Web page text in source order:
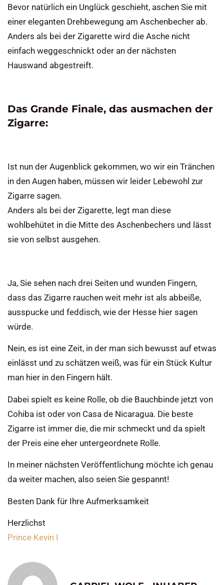
Bevor natürlich ein Unglück geschieht, aschen Sie mit
einer eleganten Drehbewegung am Aschenbecher ab.
Anders als bei der Zigarette wird die Asche nicht
einfach weggeschnickt oder an der nächsten
Hauswand abgestreift.
Das Grande Finale, das ausmachen der
Zigarre:
Ist nun der Augenblick gekommen, wo wir ein Tränchen
in den Augen haben, müssen wir leider Lebewohl zur
Zigarre sagen.
Anders als bei der Zigarette, legt man diese
wohlbehütet in die Mitte des Aschenbechers und lässt
sie von selbst ausgehen.
Ja, Sie sehen nach drei Seiten und wunden Fingern,
dass das Zigarre rauchen weit mehr ist als abbeiße,
ausspucke und feddisch, wie der Hesse hier sagen
würde.
Nein, es ist eine Zeit, in der man sich bewusst auf etwas
einlässt und zu schätzen weiß, was für ein Stück Kultur
man hier in den Fingern hält.
Dabei spielt es keine Rolle, ob die Bauchbinde jetzt von
Cohiba ist oder von Casa de Nicaragua. Die beste
Zigarre ist immer die, die mir schmeckt und da spielt
der Preis eine eher untergeordnete Rolle.
In meiner nächsten Veröffentlichung möchte ich genau
da weiter machen, also seien Sie gespannt!
Besten Dank für Ihre Aufmerksamkeit
Herzlichst
Prince Kevin I